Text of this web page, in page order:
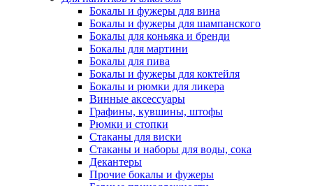
Бокалы и фужеры для вина
Бокалы и фужеры для шампанского
Бокалы для коньяка и бренди
Бокалы для мартини
Бокалы для пива
Бокалы и фужеры для коктейля
Бокалы и рюмки для ликера
Винные аксессуары
Графины, кувшины, штофы
Рюмки и стопки
Стаканы для виски
Стаканы и наборы для воды, сока
Декантеры
Прочие бокалы и фужеры